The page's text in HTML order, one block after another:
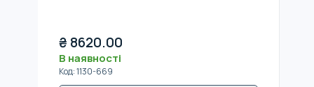
₴ 8620.00
В наявності
Код:1130-669